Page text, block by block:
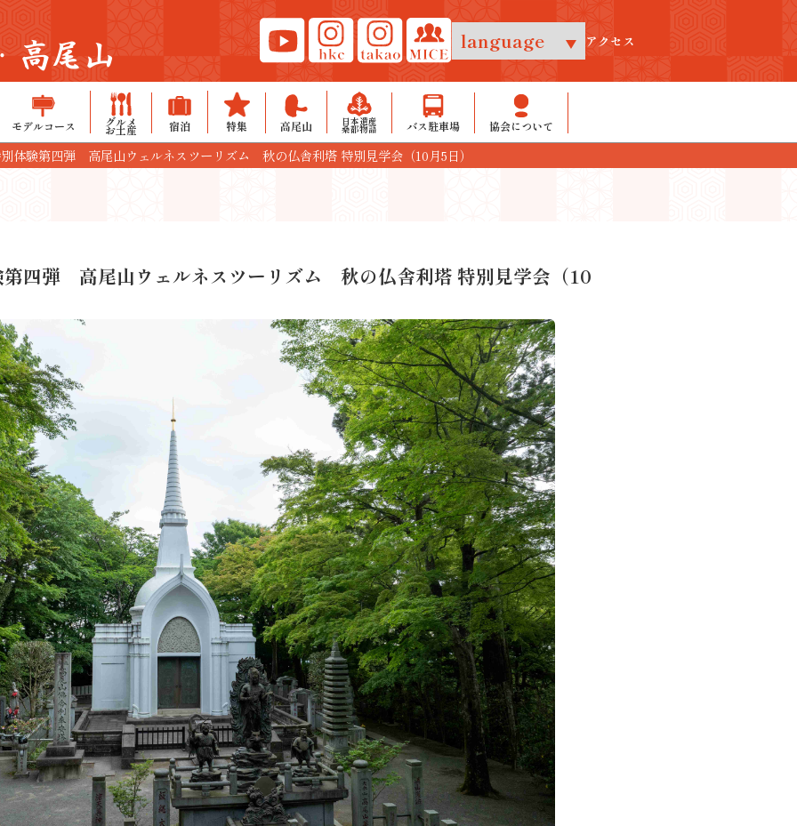
高尾山
アクセス
モデルコース グルメ
お土産 宿泊 特集 高尾山 日本遺産
桑都物語 バス駐車場 協会について
体験第四弾 高尾山ウェルネスツーリズム 秋の仏舎利塔 特別見学会（10月5日）
第四弾 高尾山ウェルネスツーリズム 秋の仏舎利塔 特別見学会（10